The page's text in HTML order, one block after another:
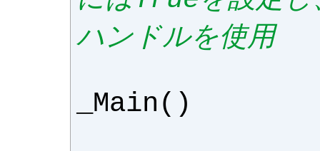
ハンドルを使用
_Main ()